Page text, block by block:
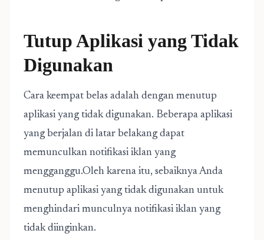
Tutup Aplikasi yang Tidak
Digunakan
Cara keempat belas adalah dengan menutup
aplikasi yang tidak digunakan. Beberapa aplikasi
yang berjalan di latar belakang dapat
memunculkan notifikasi iklan yang
mengganggu.Oleh karena itu, sebaiknya Anda
menutup aplikasi yang tidak digunakan untuk
menghindari munculnya notifikasi iklan yang
tidak diinginkan.